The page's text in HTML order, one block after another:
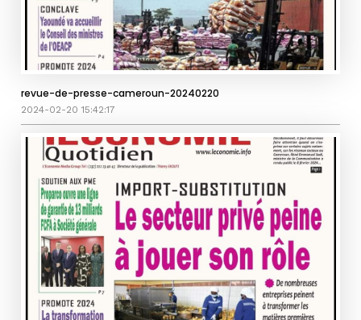
revue-de-presse-cameroun-20240220
2024-02-20 15:42:17